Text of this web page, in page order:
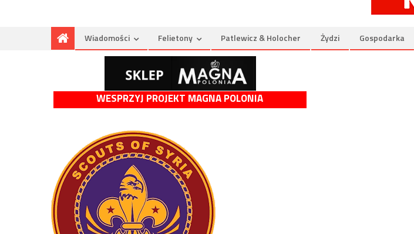
Wiadomości Felietony Patlewicz & Holocher Żydzi Gospodarka
WESPRZYJ PROJEKT MAGNA POLONIA